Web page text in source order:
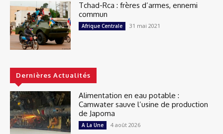
Tchad-Rca : frères d’armes, ennemi
commun
Afrique Centrale 31 mai 2021
Dernières Actualités
Alimentation en eau potable :
Camwater sauve l’usine de production
de Japoma
A La Une 4 août 2026